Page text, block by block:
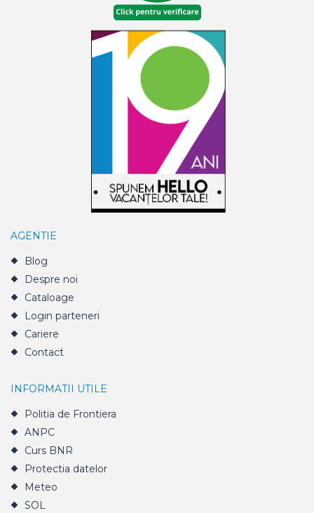
AGENTIE
Blog
Despre noi
Cataloage
Login parteneri
Cariere
Contact
INFORMATII UTILE
Politia de Frontiera
ANPC
Curs BNR
Protectia datelor
Meteo
SOL